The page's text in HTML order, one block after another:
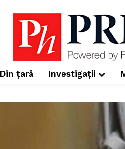
Din țară Investigații